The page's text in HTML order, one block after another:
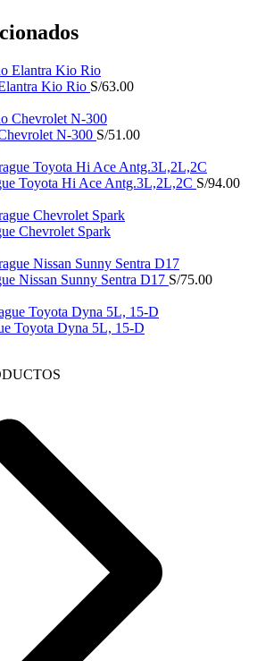
Kio Rio S/63.00
N-300 S/51.00
Toyota Hi Ace Antg.3L,2L,2C S/94.00
Chevrolet Spark
Nissan Sunny Sentra D17 S/75.00
Toyota Dyna 5L, 15-D